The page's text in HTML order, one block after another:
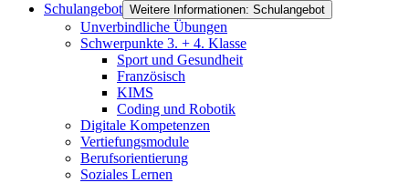
Schulangebot Weitere Informationen: Schulangebot
Unverbindliche Übungen
Schwerpunkte 3. + 4. Klasse
Sport und Gesundheit
Französisch
KIMS
Coding und Robotik
Digitale Kompetenzen
Vertiefungsmodule
Berufsorientierung
Soziales Lernen